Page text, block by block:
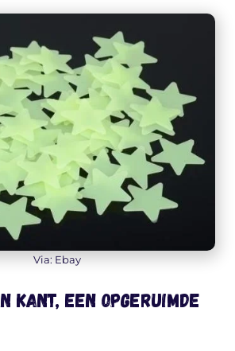
Via: Ebay
kant, een opgeruimde